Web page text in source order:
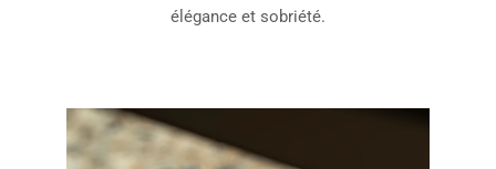
élégance et sobriété.